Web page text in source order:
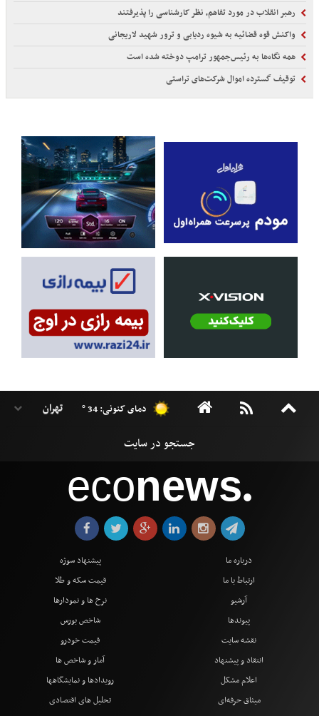
رهبر انقلاب در مورد تفاهم، نظر کارشناسی را پذیرفتند
واکنش قوه قضائیه به شیوه ردیابی و ترور شهید لاریجانی
همه نگاه‌ها به رئیس‌جمهور ترامپ دوخته شده است
توقیف گسترده اموال شرکت‌های تراستی
دمای کنونی: 34 °
econews●
درباره ما
ارتباط با ما
آرشیو
پیوندها
نقشه سایت
انتقاد و پیشنهاد
اعلام مشکل
میثاق حرفه‌ای
پیشنهاد سوژه
قیمت سکه و طلا
نرخ ها و نمودارها
شاخص بورس
قیمت خودرو
آمار و شاخص ها
رویدادها و نمایشگاهها
تحلیل های اقتصادی